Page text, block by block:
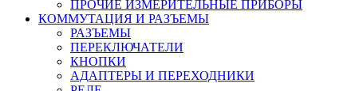
ПРОЧИЕ ИЗМЕРИТЕЛЬНЫЕ ПРИБОРЫ
КОММУТАЦИЯ И РАЗЪЕМЫ
РАЗЪЕМЫ
ПЕРЕКЛЮЧАТЕЛИ
КНОПКИ
АДАПТЕРЫ И ПЕРЕХОДНИКИ